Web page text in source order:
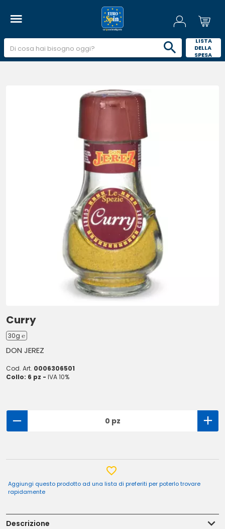
LISTA
DELLA
SPESA
Curry
30g ℮
DON JEREZ
Cod. Art. 0006306501
Collo: 6 pz - IVA 10%
0 pz
Aggiungi questo prodotto ad una lista di preferiti per poterlo trovare
rapidamente
Descrizione